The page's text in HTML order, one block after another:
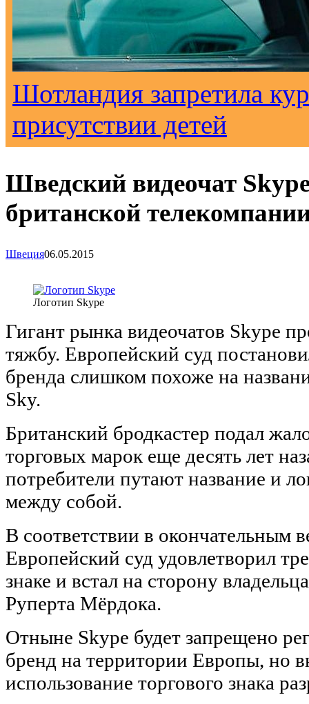
Шотландия запретила
присутствии детей
Шведский видеочат
британской
Швеция06.05.2015
Логотип Skype
Гигант рынка видеочатов Skype
тяжбу. Европейский суд
бренда слишком похоже на
Sky.
Британский бродкастер подал
торговых марок еще десять лет
потребители путают название и
между собой.
В соответствии в окончательным
Европейский суд удовлетворил
знаке и встал на сторону
Руперта Мёрдока.
Отныне Skype будет запрещено
бренд на территории Европы, но
использование торгового знака